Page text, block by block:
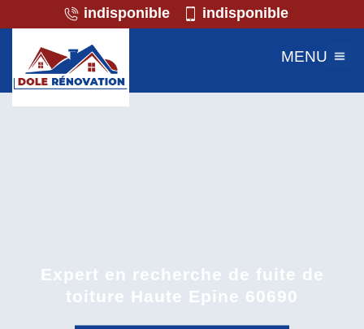
indisponible indisponible
MENU
Expert en recherche de fuite de
toiture Haute Epine 60690